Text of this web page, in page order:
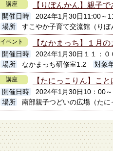
講座 【りぼんかん】親子
開催日時
2024年1月30日11:00～
場所
すこやか子育て交流館（りぼ
イベント 【なかまっち】１月
開催日時
2024年1月30日１１：０
場所
なかまっち研修室1.2 対象
講座 【たにっこりん】こ
開催日時
2024年1月30日10：00
場所
南部親子つどいの広場（たに